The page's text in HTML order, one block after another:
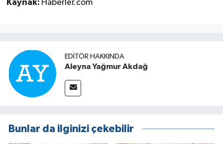
Kaynak: Haberler.com
EDITÖR HAKKINDA
Aleyna Yağmur Akdağ
Bunlar da ilginizi çekebilir